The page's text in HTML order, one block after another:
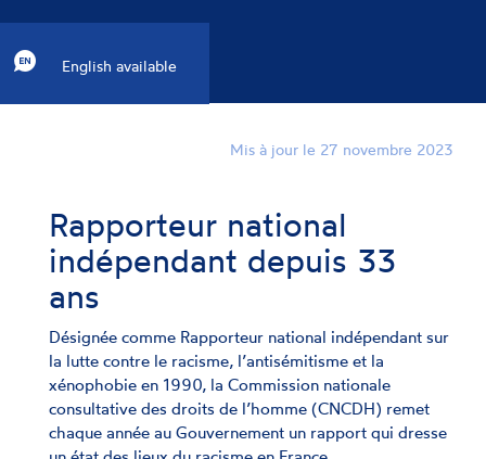
English available
Mis à jour le 27 novembre 2023
Rapporteur national
indépendant depuis 33
ans
Désignée comme Rapporteur national indépendant sur
la lutte contre le racisme, l’antisémitisme et la
xénophobie en 1990, la Commission nationale
consultative des droits de l’homme (CNCDH) remet
chaque année au Gouvernement un rapport qui dresse